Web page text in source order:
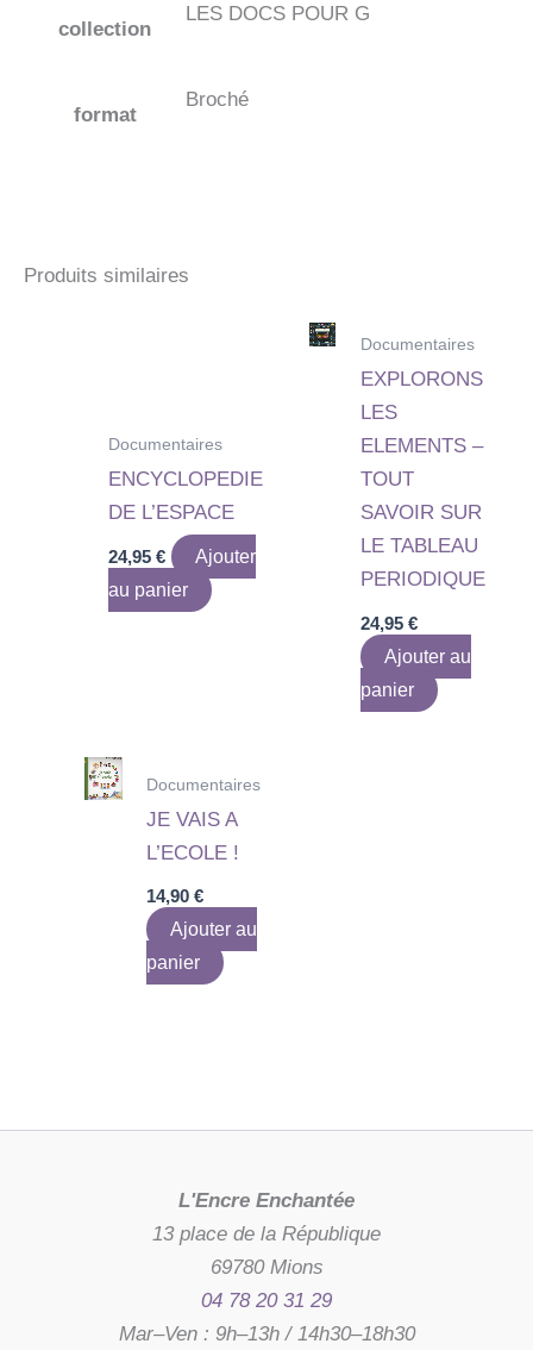
collection
LES DOCS POUR G
format
Broché
Produits similaires
Documentaires
ENCYCLOPEDIE
DE L’ESPACE
24,95€
Ajouter
au panier
Documentaires
EXPLORONS
LES
ELEMENTS –
TOUT
SAVOIR SUR
LE TABLEAU
PERIODIQUE
24,95 €
Ajouter au
panier
Documentaires
JE VAIS A
L’ECOLE !
14,90€
Ajouter au
panier
L'Encre Enchantée
13 place de la République
69780 Mions
04 78 20 31 29
Mar–Ven : 9h–13h / 14h30–18h30